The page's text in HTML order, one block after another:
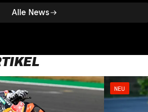
Alle News
NEU